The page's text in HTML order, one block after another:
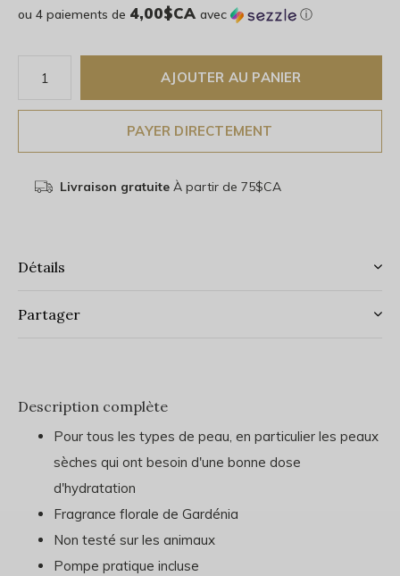
ou 4 paiements de 4,00$CA avec ⓘ
AJOUTER AU PANIER
PAYER DIRECTEMENT
Livraison gratuiteÀ partir de 75$CA
Détails
Partager
Description complète
Pour tous les types de peau, en particulier les peaux
sèches qui ont besoin d'une bonne dose
d'hydratation
Fragrance florale de Gardénia
Non testé sur les animaux
Pompe pratique incluse